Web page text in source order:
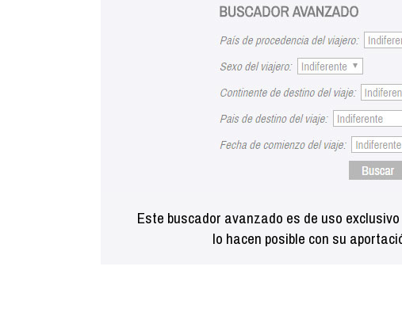
Este buscador avanzado es de uso
lo hacen posible con su